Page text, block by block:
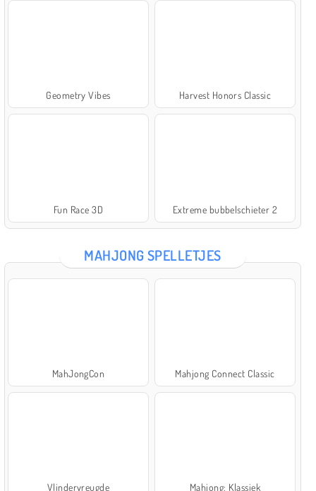
Geometry Vibes Harvest Honors Classic
Fun Race 3D Extreme bubbelschieter 2
MAHJONG SPELLETJES
MahJongCon Mahjong Connect Classic
Vlindervreugde Mahjong: Klassiek